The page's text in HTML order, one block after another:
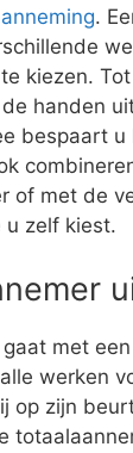
.
kiezen.
handen
bespaart
of met de
u zelf kiest.
met
werken
op zijn